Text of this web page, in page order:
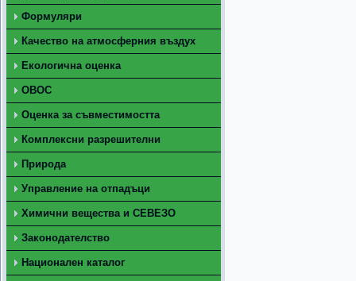
Формуляри
Качество на атмосферния въздух
Екологична оценка
ОВОС
Оценка за съвместимостта
Комплексни разрешителни
Природа
Управление на отпадъци
Химични вещества и СЕВЕЗО
Законодателство
Национален каталог